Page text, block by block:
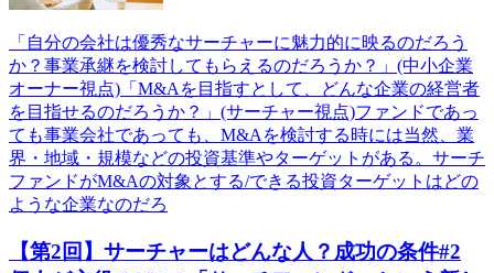
「自分の会社は優秀なサーチャーに魅力的に映るのだろう
か？事業承継を検討してもらえるのだろうか？」(中小企業
オーナー視点)「M&Aを目指すとして、どんな企業の経営者
を目指せるのだろうか？」(サーチャー視点)ファンドであっ
ても事業会社であっても、M&Aを検討する時には当然、業
界・地域・規模などの投資基準やターゲットがある。サーチ
ファンドがM&Aの対象とする/できる投資ターゲットはどの
ような企業なのだろ
【第2回】サーチャーはどんな人？成功の条件#2